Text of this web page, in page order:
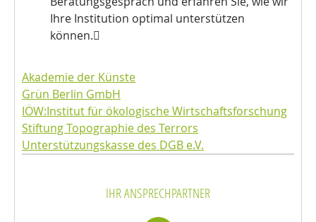
Ihre Institution optimal unterstützen
können.
Akademie der Künste
Grün Berlin GmbH
IÖW:Institut für ökologische Wirtschaftsforschung
Stiftung Topographie des Terrors
Unterstützungskasse des DGB e.V.
IHR ANSPRECHPARTNER